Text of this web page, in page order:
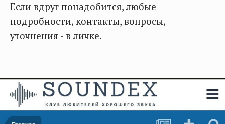
Если вдруг понадобится, любые
подробности, контакты, вопросы,
уточнения - в личке.